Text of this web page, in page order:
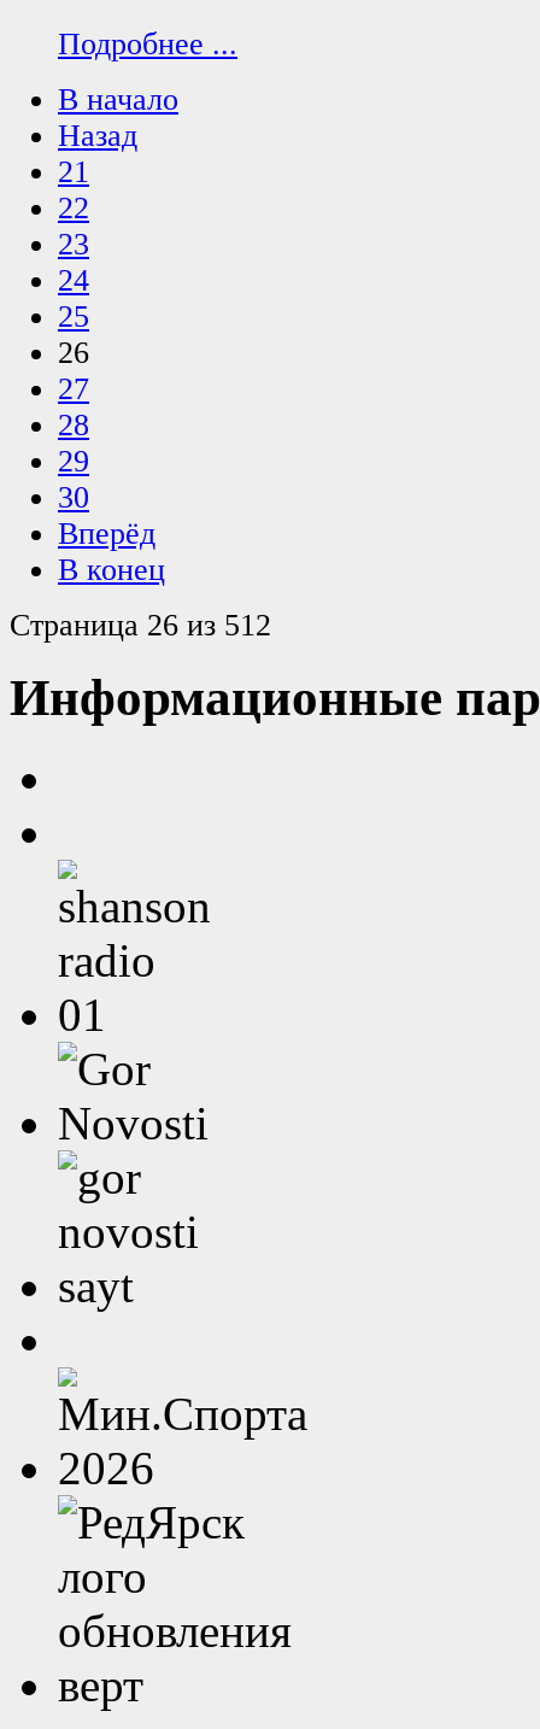
Подробнее ...
В начало
Назад
21
22
23
24
25
26
27
28
29
30
Вперёд
В конец
Страница 26 из 512
Информационные